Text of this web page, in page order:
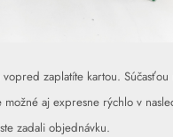
zaplatíte kartou.
aj expresne rýchlo v
zadali objednávku.